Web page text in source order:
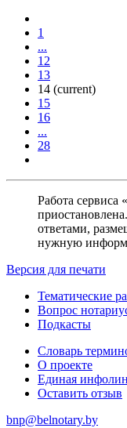
1
...
12
13
14 (current)
15
16
...
28
Работа сервиса
ответами,
нужную
Версия для печати
Тематические
Вопрос
Подкасты
Словарь
О проекте
Единая
Оставить отзыв
bnp@belnotary.by